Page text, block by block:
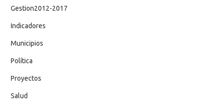
Gestion2012-2017
Indicadores
Municipios
Política
Proyectos
Salud